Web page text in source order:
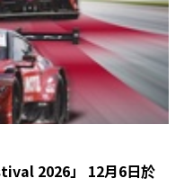
2026」 12月6日於